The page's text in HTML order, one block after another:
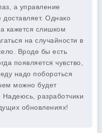
а управление
доставляет. Однако
кажется слишком
на случайности в
Вроде бы есть
появляется чувство,
надо побороться
можно будет
Надеюсь, разработчики
обновлениях!